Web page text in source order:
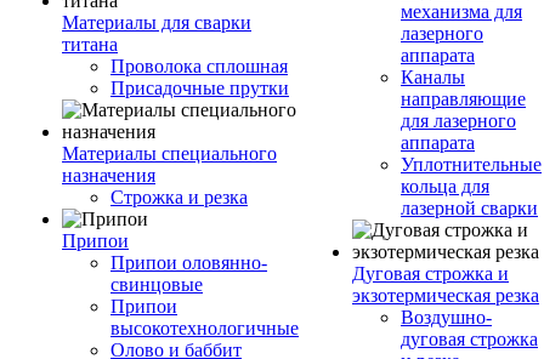
Материалы для сварки
титана
Проволока сплошная
Присадочные прутки
Материалы специального
назначения
Строжка и резка
Припои
Припои оловянно-
свинцовые
Припои
высокотехнологичные
Олово и баббит
механизма для
лазерного
аппарата
Каналы
направляющие
для лазерного
аппарата
Уплотнительные
кольца для
лазерной сварки
Дуговая строжка и
экзотермическая резка
Воздушно-
дуговая строжка